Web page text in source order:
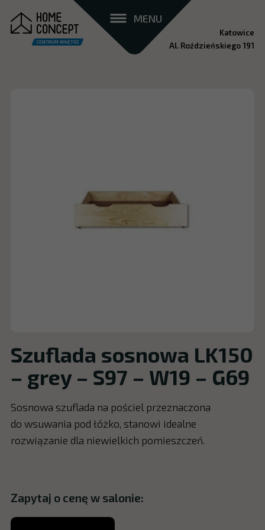
MENU
Katowice
Al. Roździeńskiego 191
Szuflada sosnowa LK150
– grey – S97 – W19 – G69
Sosnowa szuflada na pościel przeznaczona
do wsuwania pod łóżko, stanowi idealne
rozwiązanie dla niewielkich pomieszczeń.
Zapytaj o cenę w salonie: